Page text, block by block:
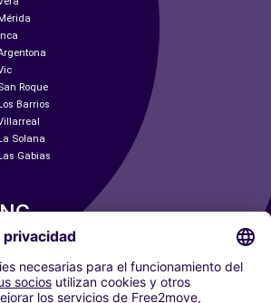
Roque
Barrios
Solana
Gabias